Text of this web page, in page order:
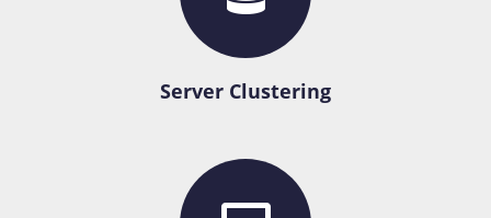
Server Clustering